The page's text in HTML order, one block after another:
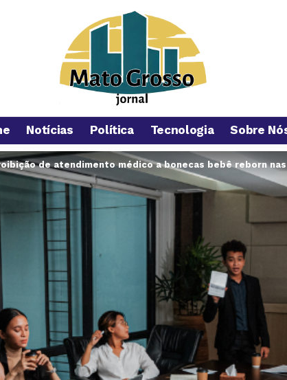
Notícias Política Tecnologia Sobre
de atendimento médico a bonecas bebê reborn